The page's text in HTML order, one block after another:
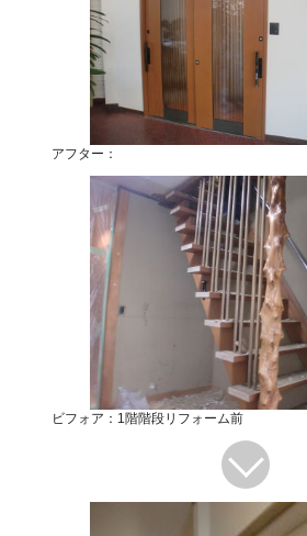
アフター：
ビフォア：1階階段リフォーム前